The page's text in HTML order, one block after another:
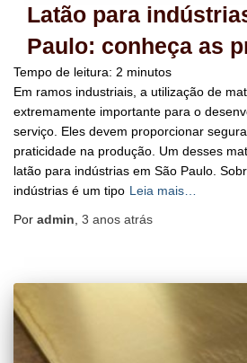
Latão para
Paulo: conheça as
Tempo de leitura: 2 minutos
Em ramos industriais, a utilização de
extremamente importante para o
serviço. Eles devem proporcionar
praticidade na produção. Um desses
latão para indústrias em São Paulo.
indústrias é um tipo Leia mais…
Por admin 3 anos atrás